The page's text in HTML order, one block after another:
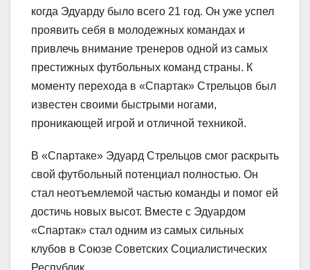
когда Эдуарду было всего 21 год. Он уже успел
проявить себя в молодежных командах и
привлечь внимание тренеров одной из самых
престижных футбольных команд страны. К
моменту перехода в «Спартак» Стрельцов был
известен своими быстрыми ногами,
проникающей игрой и отличной техникой.
В «Спартаке» Эдуард Стрельцов смог раскрыть
свой футбольный потенциал полностью. Он
стал неотъемлемой частью команды и помог ей
достичь новых высот. Вместе с Эдуардом
«Спартак» стал одним из самых сильных
клубов в Союзе Советских Социалистических